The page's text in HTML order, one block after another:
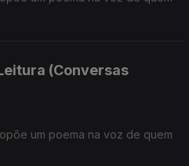
(Conversas
um poema na voz de quem